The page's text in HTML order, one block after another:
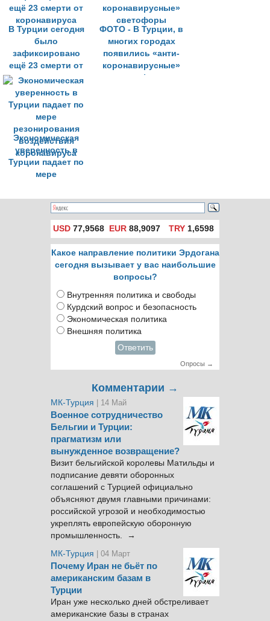
коронавирусом
В Турции сегодня
было
зафиксировано
ещё 23 смерти от
коронавируса
ФОТО - В Турции, в
многих городах
появились «анти-
коронавирусные»
светофоры
Экономическая
уверенность в
Турции падает по
мере
воздействия
коронавируса
USD 77,9568 EUR 88,9097 TRY1,6598
Какое направление политики Эрдогана
сегодня вызывает у вас наибольшие
вопросы?
Внутренняя политика и свободы
Курдский вопрос и безопасность
Экономическая политика
Внешняя политика
Ответить
Опросы →
Комментарии →
МК-Турция | 14 Май
Военное сотрудничество
Бельгии и Турции:
прагматизм или
вынужденное возвращение?
Визит бельгийской королевы Матильды и
подписание девяти оборонных
соглашений с Турцией официально
объясняют двумя главными причинами:
российской угрозой и необходимостью
укреплять европейскую оборонную
промышленность. →
МК-Турция
| 04 Март
Почему Иран не бьёт по
американским базам в
Турции
Иран уже несколько дней обстреливает
американские базы в странах